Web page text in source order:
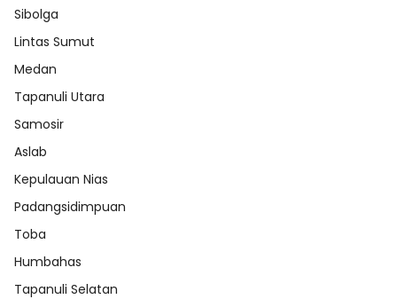
Sibolga
Lintas Sumut
Medan
Tapanuli Utara
Samosir
Aslab
Kepulauan Nias
Padangsidimpuan
Toba
Humbahas
Tapanuli Selatan